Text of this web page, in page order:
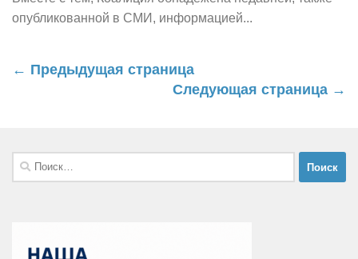
опубликованной в СМИ, информацией...
← Предыдущая страница
Следующая страница →
Найти: